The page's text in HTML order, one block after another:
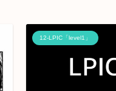
12-LPIC「level1」